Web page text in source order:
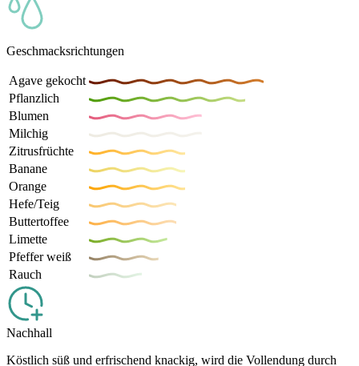
Geschmacksrichtungen
Agave gekocht
Pflanzlich
Blumen
Milchig
Zitrusfrüchte
Banane
Orange
Hefe/Teig
Buttertoffee
Limette
Pfeffer weiß
Rauch
Nachhall
Köstlich süß und erfrischend knackig, wird die Vollendung durch